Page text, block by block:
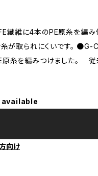
繊維に4本のPE原糸を編
が取られにくいです。 ●G-
糸を編みつけました。 従
向け